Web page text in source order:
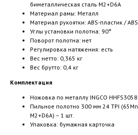
биметаллическая сталь M2+D6A
Материал рамы: Металл
Материал рукоятки: ABS-пластик /
Углы установки полотна: 90°
Поворот полотна: нет
Регулировка натяжения: есть
Вес нетто: 0,365 кг
Вес брутто: 0,4 кг
Комплектация
Ножовка по металлу INGCO
Пильное полотно 300 мм 24 TPI
M2+D6A) – 1 шт.
Упаковка: бумажная карточка